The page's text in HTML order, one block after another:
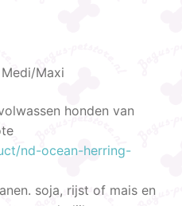
81,95
Maxi
honden van
nd-ocean-herring-
soja, rijst of mais en